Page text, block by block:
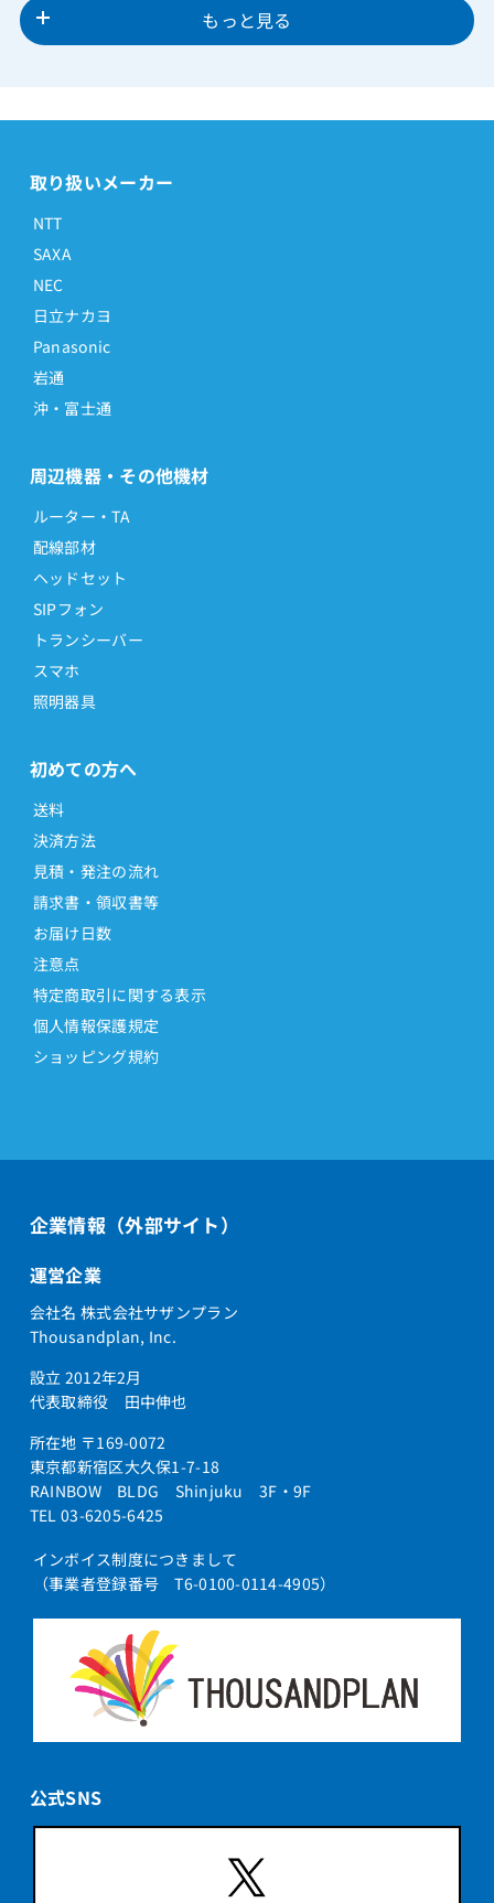
もっと見る
取り扱いメーカー
NTT
SAXA
NEC
日立ナカヨ
Panasonic
岩通
沖・富士通
周辺機器・その他機材
ルーター・TA
配線部材
ヘッドセット
SIPフォン
トランシーバー
スマホ
照明器具
初めての方へ
送料
決済方法
見積・発注の流れ
請求書・領収書等
お届け日数
注意点
特定商取引に関する表示
個人情報保護規定
ショッピング規約
企業情報（外部サイト）
運営企業
会社名 株式会社サザンプラン
Thousandplan, Inc.
設立 2012年2月
代表取締役 田中伸也
所在地 〒169-0072
東京都新宿区大久保1-7-18
RAINBOW BLDG Shinjuku 3F・9F
TEL 03-6205-6425
インボイス制度につきまして
（事業者登録番号 T6-0100-0114-4905）
公式SNS